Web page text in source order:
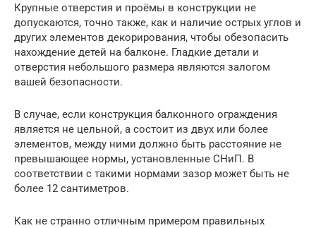
Крупные отверстия и проёмы в конструкции не
допускаются, точно также, как и наличие острых углов и
других элементов декорирования, чтобы обезопасить
нахождение детей на балконе. Гладкие детали и
отверстия небольшого размера являются залогом
вашей безопасности.
В случае, если конструкция балконного ограждения
является не цельной, а состоит из двух или более
элементов, между ними должно быть расстояние не
превышающее нормы, установленные СНиП. В
соответствии с такими нормами зазор может быть не
более 12 сантиметров.
Как не странно отличным примером правильных